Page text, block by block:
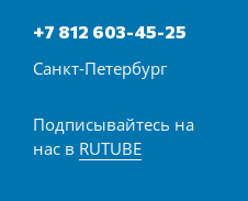
+7 812 603-45-25
Санкт-Петербург
Подписывайтесь на
нас в RUTUBE